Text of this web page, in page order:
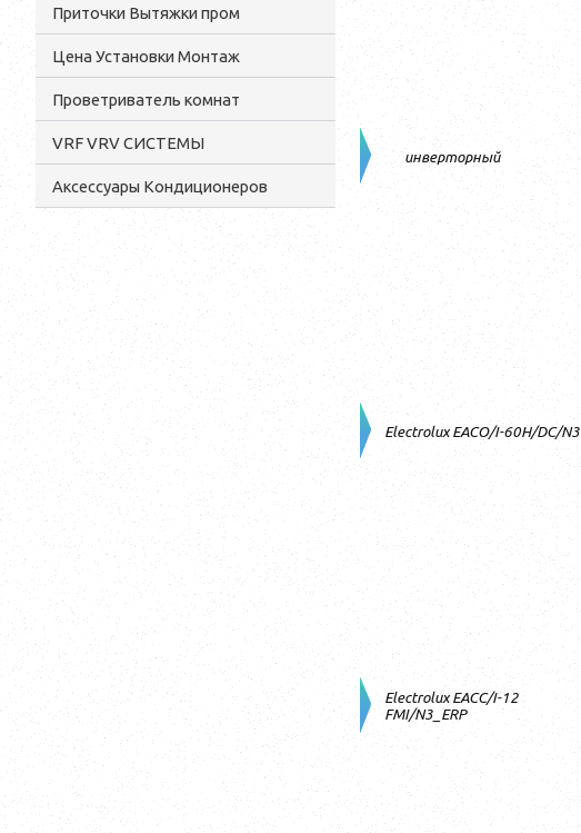
Приточки Вытяжки пром
Цена Установки Монтаж
Проветриватель комнат
VRF VRV СИСТЕМЫ
Аксессуары Кондиционеров
инверторный
Electrolux EACO/I-60H/DC/N3
Electrolux EACC/I-12
FMI/N3_ERP